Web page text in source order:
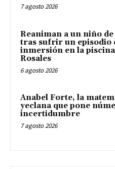
7 agosto 2026
Reaniman a un niño de
tras sufrir un episodio
inmersión en la
Rosales
6 agosto 2026
Anabel Forte, la
yeclana que pone
incertidumbre
7 agosto 2026